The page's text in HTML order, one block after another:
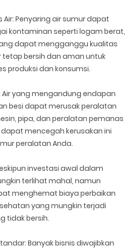
Air: Penyaring air sumur dapat
kontaminan seperti logam berat,
dapat mengganggu kualitas
tetap bersih dan aman untuk
produksi dan konsumsi.
Air yang mengandung endapan
besi dapat merusak peralatan
pipa, dan peralatan pemanas
dapat mencegah kerusakan ini
peralatan Anda.
investasi awal dalam
terlihat mahal, namun
menghemat biaya perbaikan
yang mungkin terjadi
tidak bersih.
Banyak bisnis diwajibkan